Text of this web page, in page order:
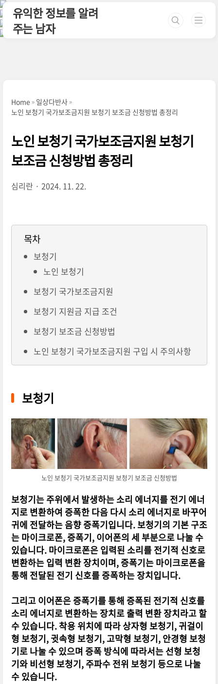
본문 바로가기
유익한 정보를 알려
주는 남자
Home
일상다반사
노인 보청기 국가보조금지원 보청기 보조금 신청방법 총정리
노인 보청기 국가보조금지원 보청기
보조금 신청방법 총정리
심리란 2024. 11. 22.
목차
보청기
노인 보청기
보청기 국가보조금지원
보청기 지원금 지급 조건
보청기 보조금 신청방법
노인 보청기 국가보조금지원 구입 시 주의사항
보청기
노인 보청기 국가보조금지원 보청기 보조금 신청방법
보청기는 주위에서 발생하는 소리 에너지를 전기 에너
지로 변환하여 증폭한 다음 다시 소리 에너지로 바꾸어
귀에 전달하는 음향 증폭기입니다. 보청기의 기본 구조
는 마이크로폰, 증폭기, 이어폰의 세 부분으로 나눌 수
있습니다. 마이크로폰은 입력된 소리를 전기적 신호로
변환하는 입력 변환 장치이며, 증폭기는 마이크로폰을
통해 전달된 전기 신호를 증폭하는 장치입니다.
그리고 이어폰은 증폭기를 통해 증폭된 전기적 신호를
소리 에너지로 변환하는 장치로 출력 변환 장치라고 할
수 있습니다. 착용 위치에 따라 상자형 보청기, 귀걸이
형 보청기, 귓속형 보청기, 고막형 보청기, 안경형 보청
기로 나눌 수 있으며 증폭 방식에 따라서는 선형 보청
기와 비선형 보청기, 주파수 전위 보청기 등으로 나눌
수 있습니다.